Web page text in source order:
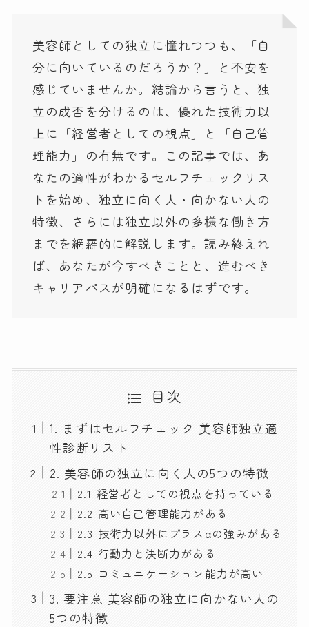
美容師としての独立に憧れつつも、「自
分に向いているのだろうか？」と不安を
感じていませんか。結論から言うと、独
立の成否を分けるのは、優れた技術力以
上に「経営者としての視点」と「自己管
理能力」の有無です。この記事では、あ
なたの適性がわかるセルフチェックリス
トを始め、独立に向く人・向かない人の
特徴、さらには独立以外の多様な働き方
までを網羅的に解説します。読み終えれ
ば、あなたが今すべきことと、進むべき
キャリアパスが明確になるはずです。
目次
1. まずはセルフチェック 美容師独立適
性診断リスト
2. 美容師の独立に向く人の5つの特徴
2.1 経営者としての視点を持っている
2.2 高い自己管理能力がある
2.3 技術力以外にプラスαの強みがある
2.4 行動力と決断力がある
2.5 コミュニケーション能力が高い
3. 要注意 美容師の独立に向かない人の
5つの特徴